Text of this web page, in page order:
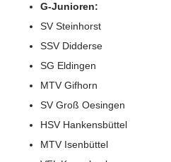
G-Junioren:
SV Steinhorst
SSV Didderse
SG Eldingen
MTV Gifhorn
SV Groß Oesingen
HSV Hankensbüttel
MTV Isenbüttel